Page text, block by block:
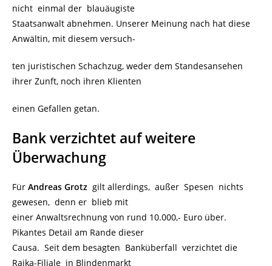
nicht einmal der blauäugiste
Staatsanwalt abnehmen. Unserer Meinung nach hat diese
Anwältin, mit diesem versuch-
ten juristischen Schachzug, weder dem Standesansehen
ihrer Zunft, noch ihren Klienten
einen Gefallen getan.
Bank verzichtet auf weitere
Überwachung
Für Andreas Grotz gilt allerdings, außer Spesen nichts
gewesen, denn er blieb mit
einer Anwaltsrechnung von rund 10.000,- Euro über.
Pikantes Detail am Rande dieser
Causa. Seit dem besagten Banküberfall verzichtet die
Raika-Filiale in Blindenmarkt